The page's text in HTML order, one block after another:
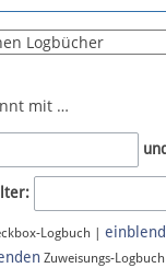
mit …
Logbuch |
Zuweisungs-